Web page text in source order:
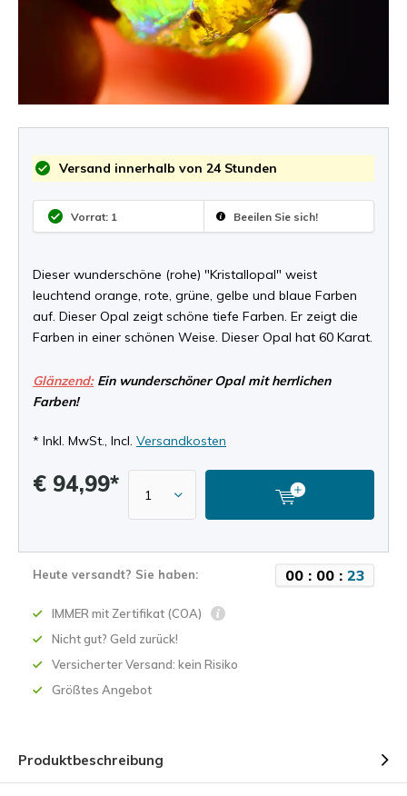
Versand innerhalb von 24 Stunden
Vorrat: 1 Beeilen Sie sich!
Dieser wunderschöne (rohe) "Kristallopal" weist
leuchtend orange, rote, grüne, gelbe und blaue Farben
auf. Dieser Opal zeigt schöne tiefe Farben. Er zeigt die
Farben in einer schönen Weise. Dieser Opal hat 60 Karat.
Glänzend:Ein wunderschöner Opal mit herrlichen
Farben!
* Inkl. MwSt., Incl. Versandkosten
€ 94,99*
Heute versandt? Sie haben: 00 : 00 : 23
IMMER mit Zertifikat (COA)
Nicht gut? Geld zurück!
Versicherter Versand: kein Risiko
Größtes Angebot
Produktbeschreibung